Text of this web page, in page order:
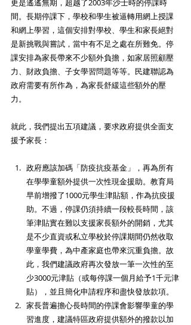
間。長期停課下，學校和學生被逼轉用網上授課
和網上學習，這個安排對學校、學生和家長絕對
是新挑戰與嘗試，當中有不足之處在所難免。停
課安排為家長帶來不少額外負擔，如家居照顧壓
力、財政負擔、子女學習問題等等。民建聯認為
政府需要有所作為，為家長舒緩這些額外的壓
力。
就此，我們提出五項建議，要求政府提供全面支
援予家長：
政府應該加碼「防疫抗疫基金」，再為所有
在學學童額外提供一次性現金援助。教育局
早前增撥了1000元學生津貼額，作為抗疫援
助。不過，停課仍須持續一段較長時間，該
筆津貼實在難以支援家長額外的開銷，尤其
是不少直資或私立學校於停課期間仍然收取
學童學費，為中產家庭也帶來沉重負擔。故
此，我們建議政府再次發放一筆一次性的至
少3000元津貼（或每停課一個月給予1千元津
貼），並且簡化申請程序和盡快發放款項。
家長普遍擔心長時間的停課會影響學童的學
習進度，建議特區政府提供額外的撥款以加